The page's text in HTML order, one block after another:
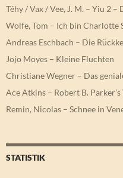
Téhy / Vax / Vee, J. M. – Yiu 2
Wolfe, Tom – Ich bin Charlotte
Andreas Eschbach – Die
Jojo Moyes – Kleine Fluchten
Christiane Wegner – Das
Ace Atkins – Robert B.
Remin, Nicolas – Schnee in
STATISTIK